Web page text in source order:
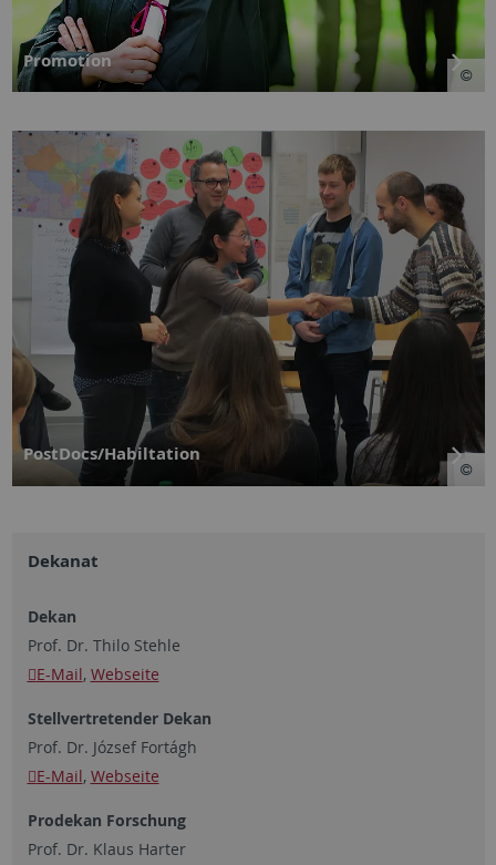
Promotion
PostDocs/Habiltation
Dekanat
Dekan
Prof. Dr. Thilo Stehle
E-Mail, Webseite
Stellvertretender Dekan
Prof. Dr. József Fortágh
E-Mail, Webseite
Prodekan Forschung
Prof. Dr. Klaus Harter